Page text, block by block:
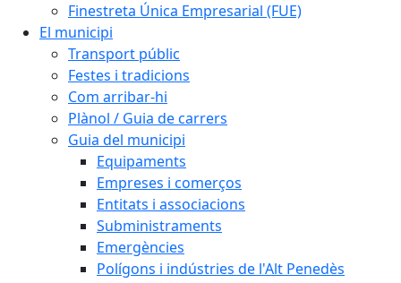
Finestreta Única Empresarial (FUE)
El municipi
Transport públic
Festes i tradicions
Com arribar-hi
Plànol / Guia de carrers
Guia del municipi
Equipaments
Empreses i comerços
Entitats i associacions
Subministraments
Emergències
Polígons i indústries de l'Alt Penedès